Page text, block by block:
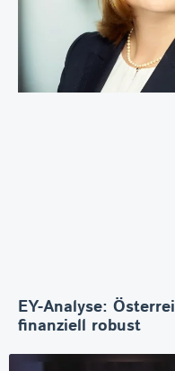
EY-Analyse:
finanziell robust